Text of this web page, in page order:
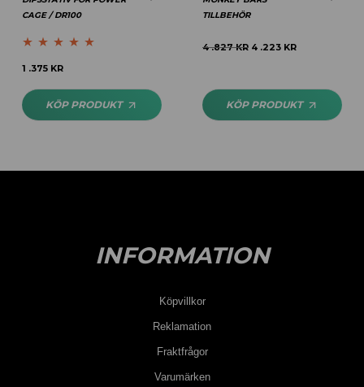
CAGE / DR100
Betygsatt
1 .375 KR
KÖP PRODUKT
TILLBEHÖR
4 .827KR 4 .223 KR
KÖP PRODUKT
INFORMATION
Köpvillkor
Reklamation
Fraktfrågor
Varumärken